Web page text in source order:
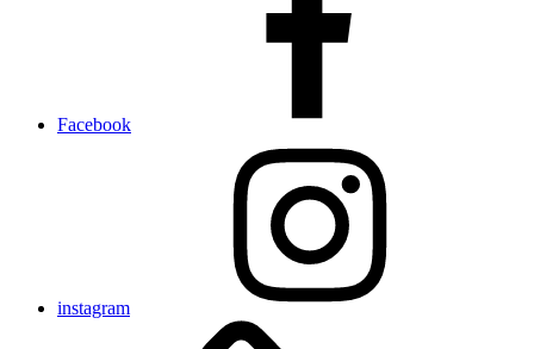
Facebook
instagram